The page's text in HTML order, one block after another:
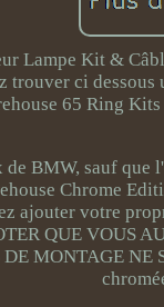
Lampe Kit &
trouver ci
65 Ring
de BMW, sauf
Chrome
ajouter votre
QUE VOUS
DE MONTAGE